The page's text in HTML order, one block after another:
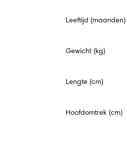
veld
Leeftijd (maanden)
Gewicht (kg)
Lengte (cm)
Hoofdomtrek (cm)